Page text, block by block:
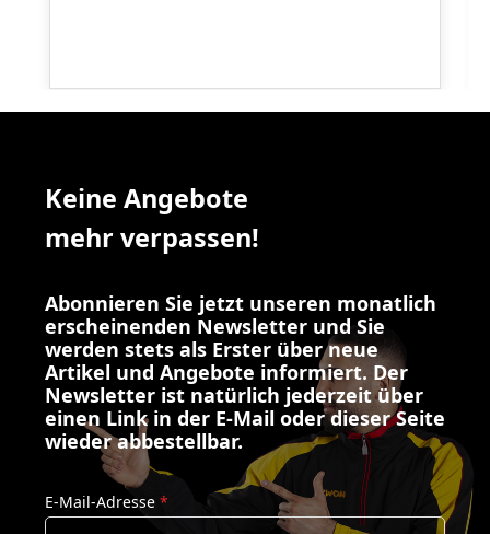
Keine Angebote
mehr verpassen!
Abonnieren Sie jetzt unseren monatlich
erscheinenden Newsletter und Sie
werden stets als Erster über neue
Artikel und Angebote informiert. Der
Newsletter ist natürlich jederzeit über
einen Link in der E-Mail oder dieser Seite
wieder abbestellbar.
E-Mail-Adresse *